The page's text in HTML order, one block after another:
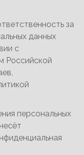
за
данных
с
Российской
персональных